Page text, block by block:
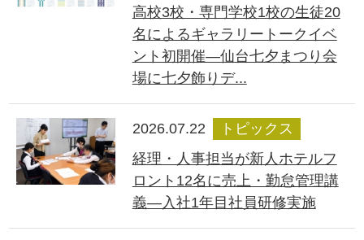
高校3校・専門学校1校の生徒20
名によるギャラリートークイベ
ント初開催―仙台七夕まつり会
場に七夕飾りデ...
2026.07.22
トピックス
経理・人事担当が新人ホテルフ
ロント12名に売上・勤怠管理講
義―入社1年目社員研修実施